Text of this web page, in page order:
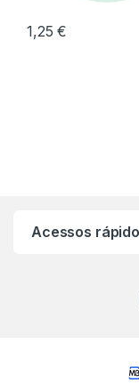
1,25€
Acessos